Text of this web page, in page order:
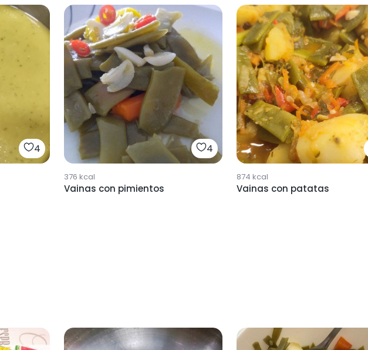
4 4
376 kcal
Vainas con pimientos
874 kcal
Vainas con patatas